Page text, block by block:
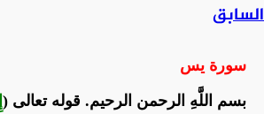
السابق
سورة يس
بسم اللَّهِ الرحمن الرحيم. قوله تعالى (